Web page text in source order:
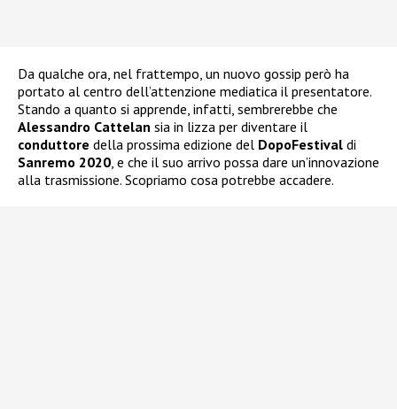
Da qualche ora, nel frattempo, un nuovo gossip però ha
portato al centro dell’attenzione mediatica il presentatore.
Stando a quanto si apprende, infatti, sembrerebbe che
Alessandro Cattelan sia in lizza per diventare il
conduttore della prossima edizione del DopoFestival di
Sanremo 2020, e che il suo arrivo possa dare un’innovazione
alla trasmissione. Scopriamo cosa potrebbe accadere.